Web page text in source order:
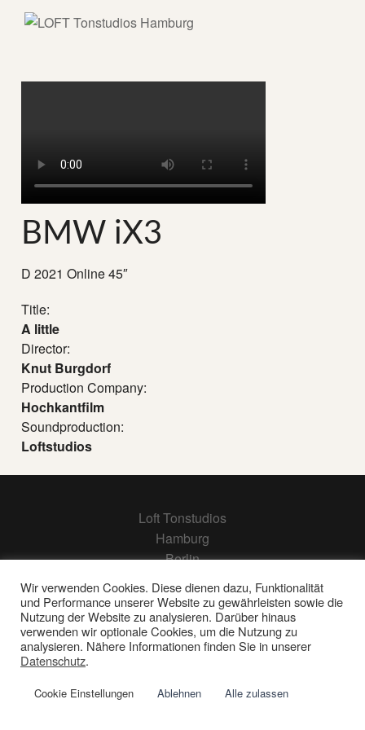
BMW iX3
D 2021 Online 45″
Title:
A little
Director:
Knut Burgdorf
Production Company:
Hochkantfilm
Soundproduction:
Loftstudios
Loft Tonstudios
Hamburg
Berlin
Impressum | Datenschutz
© 2026 Loft Tonstudios GmbH
Wir verwenden Cookies. Diese dienen dazu, Funktionalität
und Performance unserer Website zu gewährleisten sowie die
Nutzung der Website zu analysieren. Darüber hinaus
verwenden wir optionale Cookies, um die Nutzung zu
analysieren. Nähere Informationen finden Sie in unserer
Datenschutz.
Cookie Einstellungen Ablehnen Alle zulassen